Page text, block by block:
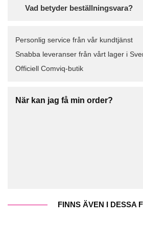
Vad betyder beställningsvara?
Personlig service från vår kundtjänst
Snabba leveranser från vårt lager i
Officiell Comviq-butik
När kan jag få min order?
FINNS ÄVEN I DESSA